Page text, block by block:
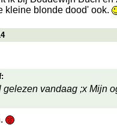
kleine blonde dood' ook.
gelezen vandaag ;x Mijn